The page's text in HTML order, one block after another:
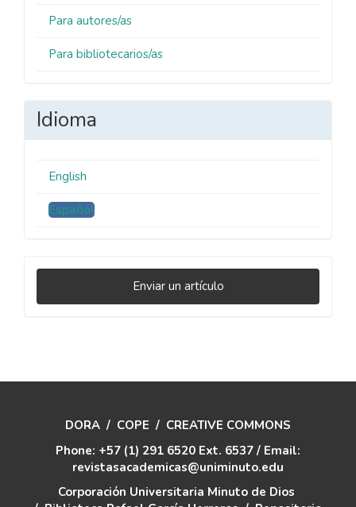
Para autores/as
Para bibliotecarios/as
Idioma
English
Español
Enviar
un
Enviar un artículo
DORA / COPE / CREATIVE COMMONS
Phone: +57 (1) 291 6520 Ext. 6537 / Email:
revistasacademicas@uniminuto.edu
Corporación Universitaria Minuto de Dios